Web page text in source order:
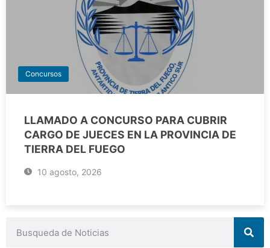
Concursos
LLAMADO A CONCURSO PARA CUBRIR
CARGO DE JUECES EN LA PROVINCIA DE
TIERRA DEL FUEGO
10 agosto, 2026